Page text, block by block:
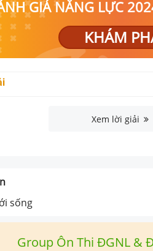
GIÁ NĂNG LỰC
KHÁM
Xem lời giải
sống
Group Ôn Thi ĐGNL &